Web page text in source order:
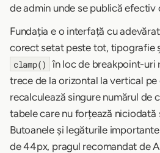
de admin unde se publică efectiv
Fundația e o interfață cu
corect setat peste tot, tipografie
clamp() în loc de breakpoint-uri
trece de la orizontal la vertical pe
recalculează singure numărul de
tabele care nu forțează niciodată
Butoanele și legăturile
de 44px, pragul recomandat de